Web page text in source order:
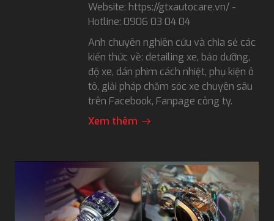
Website: https://gtxautocare.vn/ -
Hotline: 0906 03 04 04
Anh chuyên nghiên cứu và chia sẻ các
kiến thức về: detailing xe, bảo dưỡng,
độ xe, dán phim cách nhiệt, phụ kiện ô
tô, giải pháp chăm sóc xe chuyên sâu
trên Facebook, Fanpage công ty.
Xem thêm